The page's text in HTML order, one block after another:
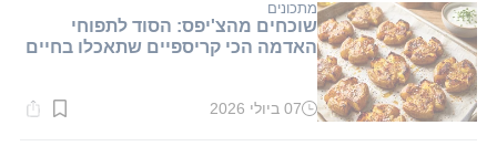
מתכונים
שוכחים מהצ'יפס: הסוד לתפוחי
האדמה הכי קריספיים שתאכלו בחיים
זמן07 ביולי 2026